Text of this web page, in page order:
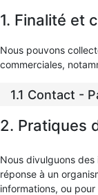
1. Finalité et
Nous pouvons
commerciales,
1.1 Contact -
2. Pratiques
Nous divulguons
réponse à un
informations, ou